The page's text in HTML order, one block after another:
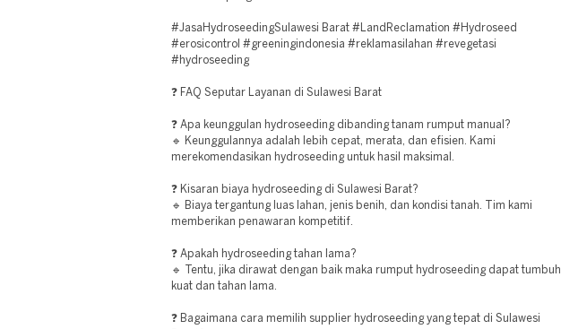
#JasaHydroseedingSulawesi Barat #LandReclamation #Hydroseed
#erosicontrol #greeningindonesia #reklamasilahan #revegetasi
#hydroseeding
❓ FAQ Seputar Layanan di Sulawesi Barat
❓ Apa keunggulan hydroseeding dibanding tanam rumput manual?
🔹 Keunggulannya adalah lebih cepat, merata, dan efisien. Kami
merekomendasikan hydroseeding untuk hasil maksimal.
❓ Kisaran biaya hydroseeding di Sulawesi Barat?
🔹 Biaya tergantung luas lahan, jenis benih, dan kondisi tanah. Tim kami
memberikan penawaran kompetitif.
❓ Apakah hydroseeding tahan lama?
🔹 Tentu, jika dirawat dengan baik maka rumput hydroseeding dapat tumbuh
kuat dan tahan lama.
❓ Bagaimana cara memilih supplier hydroseeding yang tepat di Sulawesi